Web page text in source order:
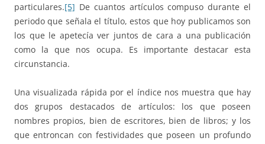
particulares.[5] De cuantos artículos compuso durante el
periodo que señala el título, estos que hoy publicamos son
los que le apetecía ver juntos de cara a una publicación
como la que nos ocupa. Es importante destacar esta
circunstancia.
Una visualizada rápida por el índice nos muestra que hay
dos grupos destacados de artículos: los que poseen
nombres propios, bien de escritores, bien de libros; y los
que entroncan con festividades que poseen un profundo